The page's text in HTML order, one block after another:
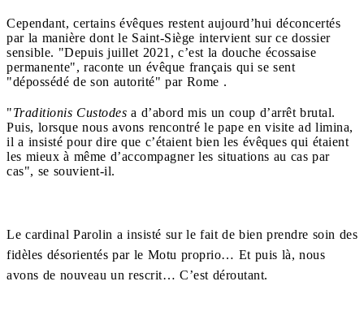
Cependant, certains évêques restent aujourd’hui déconcertés
par la manière dont le Saint-Siège intervient sur ce dossier
sensible. "Depuis juillet 2021, c’est la douche écossaise
permanente", raconte un évêque français qui se sent
"dépossédé de son autorité" par Rome .
"Traditionis Custodes a d’abord mis un coup d’arrêt brutal.
Puis, lorsque nous avons rencontré le pape en visite ad limina,
il a insisté pour dire que c’étaient bien les évêques qui étaient
les mieux à même d’accompagner les situations au cas par
cas", se souvient-il.
Le cardinal Parolin a insisté sur le fait de bien prendre soin des
fidèles désorientés par le Motu proprio… Et puis là, nous
avons de nouveau un rescrit… C’est déroutant.